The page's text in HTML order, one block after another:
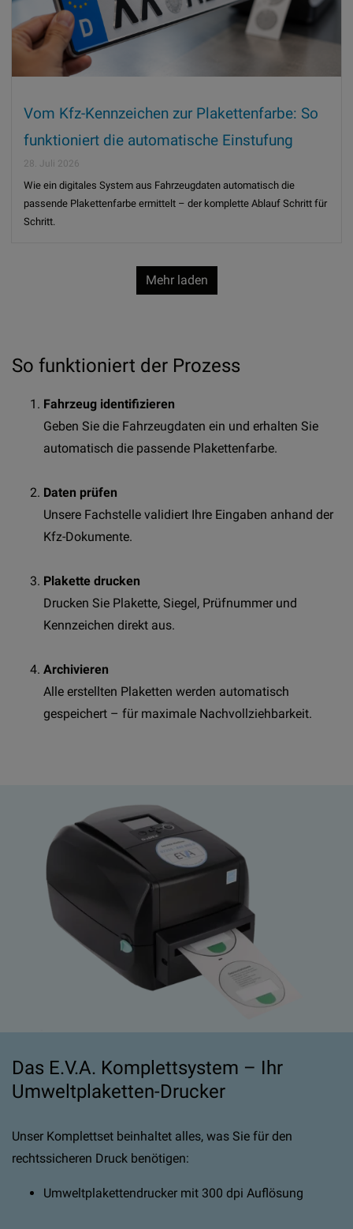
Vom Kfz-Kennzeichen zur Plakettenfarbe: So
funktioniert die automatische Einstufung
28. Juli 2026
Wie ein digitales System aus Fahrzeugdaten automatisch die
passende Plakettenfarbe ermittelt – der komplette Ablauf Schritt für
Schritt.
Mehr laden
So funktioniert der Prozess
Fahrzeug identifizieren
Geben Sie die Fahrzeugdaten ein und erhalten Sie
automatisch die passende Plakettenfarbe.
Daten prüfen
Unsere Fachstelle validiert Ihre Eingaben anhand der
Kfz-Dokumente.
Plakette drucken
Drucken Sie Plakette, Siegel, Prüfnummer und
Kennzeichen direkt aus.
Archivieren
Alle erstellten Plaketten werden automatisch
gespeichert – für maximale Nachvollziehbarkeit.
Das E.V.A. Komplettsystem – Ihr
Umweltplaketten-Drucker
Unser Komplettset beinhaltet alles, was Sie für den
rechtssicheren Druck benötigen:
Umweltplakettendrucker mit 300 dpi Auflösung